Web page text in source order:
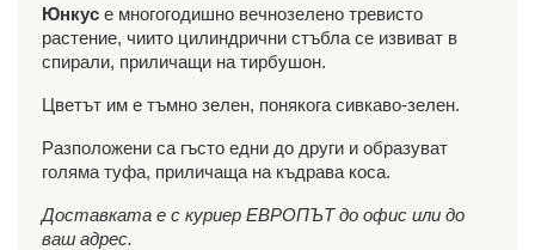
Юнкус е многогодишно вечнозелено тревисто
растение, чиито цилиндрични стъбла се извиват в
спирали, приличащи на тирбушон.
Цветът им е тъмно зелен, понякога сивкаво-зелен.
Разположени са гъсто едни до други и образуват
голяма туфа, приличаща на къдрава коса.
Доставката е с куриер ЕВРОПЪТ до офис или до
ваш адрес.